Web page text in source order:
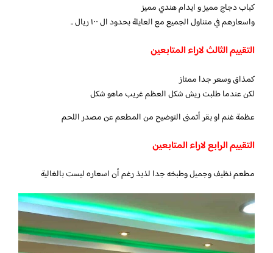
كباب دجاج مميز و ايدام هندي مميز
واسعارهم في متناول الجميع مع العايلة بحدود ال ١٠٠ ريال ..
التقييم الثالث لاراء المتابعين
كمذاق وسعر جدا ممتاز
لكن عندما طلبت ريش شكل العظم غريب ماهو شكل
عظمة غنم او بقر أتمنى التوضيح من المطعم عن مصدر اللحم
التقييم الرابع لاراء المتابعين
مطعم نظيف وجميل وطبخه جدا لذيذ رغم أن اسعاره ليست بالغالية